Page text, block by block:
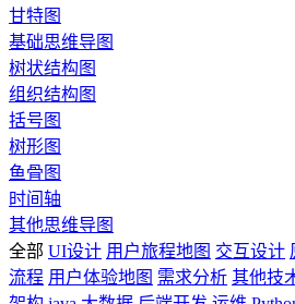
甘特图
基础思维导图
树状结构图
组织结构图
括号图
树形图
鱼骨图
时间轴
其他思维导图
全部 UI设计 用户旅程地图 交互设计
流程 用户体验地图 需求分析 其他技